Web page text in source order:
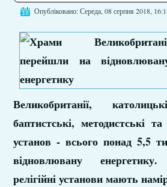
Опубліковано: Середа, 08 серпня 2018,
Великобританії,
баптистські, методистські
установ - всього понад 5,5
відновлювану
релігійні установи мають